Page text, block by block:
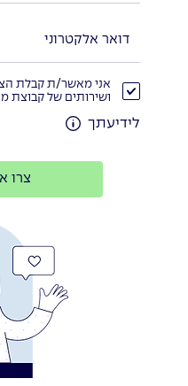
אני מאשר/ת קבלת
ושירותים של קבוצת
לידיעתך
צרו